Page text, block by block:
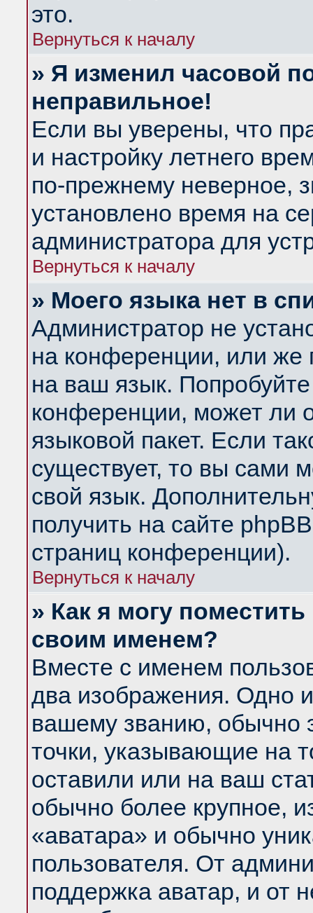
это.
Вернуться к началу
» Я изменил часовой
неправильное!
Если вы уверены, что
и настройку летнего
по-прежнему неверное,
установлено время на
администратора для
Вернуться к началу
» Моего языка нет в
Администратор не
на конференции, или же
на ваш язык.
конференции, может ли
языковой пакет. Если
существует, то вы сами
свой язык.
получить на сайте
страниц конференции).
Вернуться к началу
» Как я могу
своим именем?
Вместе с именем
два изображения. Одно
вашему званию, обычно
точки, указывающие на
оставили или на ваш
обычно более крупное,
«аватара» и обычно
пользователя. От
поддержка аватар, и от